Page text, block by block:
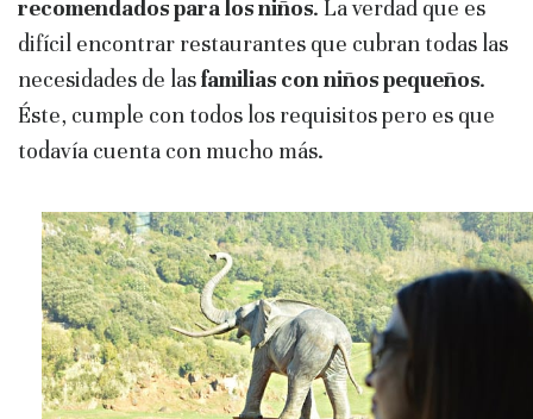
recomendados para los niños. La verdad que es
difícil encontrar restaurantes que cubran todas las
necesidades de lasfamilias con niños pequeños.
Éste, cumple con todos los requisitos pero es que
todavía cuenta con mucho más.